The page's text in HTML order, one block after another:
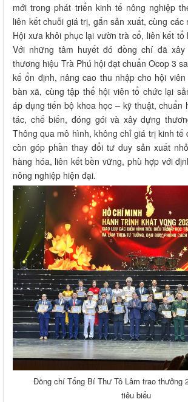
mới trong phát triển kinh tế nông nghiệp
liên kết chuỗi giá trị, gắn sản xuất, cùng các
Hội xưa khôi phục lại vườn trà cổ, liên kết tổ
Với những tâm huyết đó đồng chí đã xây
thương hiệu Trà Phú hội đạt chuẩn Ocop 3
kế ổn định, nâng cao thu nhập cho hội
bàn xã, cùng tập thể hội viên tổ chức lại
áp dụng tiến bộ khoa học – kỹ thuật, chuẩn
tác, chế biến, đóng gói và xây dựng
Thông qua mô hình, không chỉ giá trị kinh tế
còn góp phần thay đổi tư duy sản xuất
hàng hóa, liên kết bền vững, phù hợp với
nông nghiệp hiện đại.
Đồng chí Tổng Bí Thư Tô Lâm trao thưởng
tiêu biểu